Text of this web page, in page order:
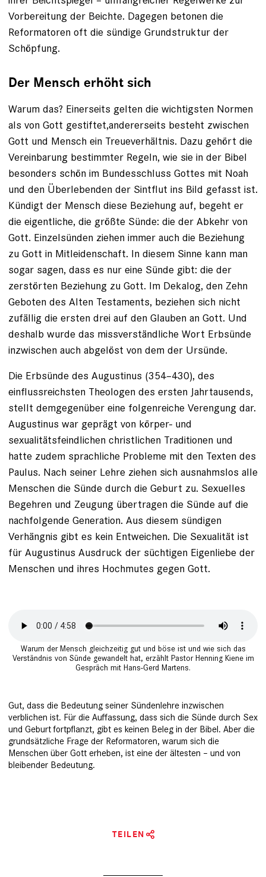
Vorbereitung der Beichte. Dagegen betonen die
Reformatoren oft die sündige Grundstruktur der
Schöpfung.
Der Mensch erhöht sich
Warum das? Einerseits gelten die wichtigsten Normen
als von Gott gestiftet,andererseits besteht zwischen
Gott und Mensch ein Treueverhältnis. Dazu gehört die
Vereinbarung bestimmter Regeln, wie sie in der Bibel
besonders schön im Bundesschluss Gottes mit Noah
und den Überlebenden der Sintflut ins Bild gefasst ist.
Kündigt der Mensch diese Beziehung auf, begeht er
die eigentliche, die größte Sünde: die der Abkehr von
Gott. Einzelsünden ziehen immer auch die Beziehung
zu Gott in Mitleidenschaft. In diesem Sinne kann man
sogar sagen, dass es nur eine Sünde gibt: die der
zerstörten Beziehung zu Gott. Im Dekalog, den Zehn
Geboten des Alten Testaments, beziehen sich nicht
zufällig die ersten drei auf den Glauben an Gott. Und
deshalb wurde das missverständliche Wort Erbsünde
inzwischen auch abgelöst von dem der Ursünde.
Die Erbsünde des Augustinus (354–430), des
einflussreichsten Theologen des ersten Jahrtausends,
stellt demgegenüber eine folgenreiche Verengung dar.
Augustinus war geprägt von körper- und
sexualitätsfeindlichen christlichen Traditionen und
hatte zudem sprachliche Probleme mit den Texten des
Paulus. Nach seiner Lehre ziehen sich ausnahmslos ­alle
Menschen die Sünde durch die Geburt zu. Sexuelles
Begehren und Zeugung übertragen die Sünde auf die
nachfolgende Generation. Aus diesem sündigen
Verhängnis gibt es kein Entweichen. Die Sexualität ist
für Augustinus Ausdruck der süchtigen Eigenliebe der
Menschen und ihres Hochmutes gegen Gott.
Warum der Mensch gleichzeitig gut und böse ist und wie sich das
Verständnis von Sünde gewandelt hat, erzählt Pastor Henning Kiene im
Gespräch mit Hans-Gerd Martens.
Gut, dass die Bedeutung seiner Sün­den­lehre inzwischen
verblichen ist. Für die Auffassung, dass sich die Sünde durch Sex
und Geburt fortpflanzt, gibt es keinen Beleg in der Bibel. Aber die
grundsätzliche Frage der Reformatoren, warum sich die
Menschen über Gott erheben, ­ist eine der ältesten – und von
bleibender Bedeutung.
TEILEN